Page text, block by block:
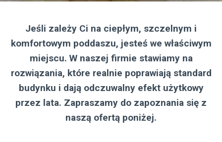
Jeśli zależy Ci na ciepłym, szczelnym i
komfortowym poddaszu, jesteś we właściwym
miejscu. W naszej firmie stawiamy na
rozwiązania, które realnie poprawiają standard
budynku i dają odczuwalny efekt użytkowy
przez lata. Zapraszamy do zapoznania się z
naszą ofertą poniżej.